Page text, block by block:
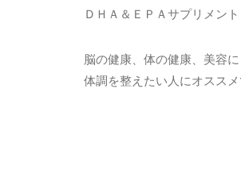
ＤＨＡ＆ＥＰＡサプリメン
脳の健康、体の健康、美容に
体調を整えたい人にオススメ